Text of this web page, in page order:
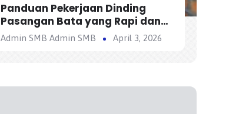
Panduan Pekerjaan Dinding
Pasangan Bata yang Rapi dan
Kuat
Admin SMB Admin SMB April 3, 2026